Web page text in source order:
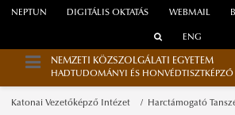
WEBMAIL
NEPTUN DIGITÁLIS OKTATÁS
ENG
NEMZETI KÖZSZOLGÁLATI EGYETEM
HADTUDOMÁNYI ÉS HONVÉDTISZTKÉPZŐ
Katonai Vezetőképző Intézet Harctámogató